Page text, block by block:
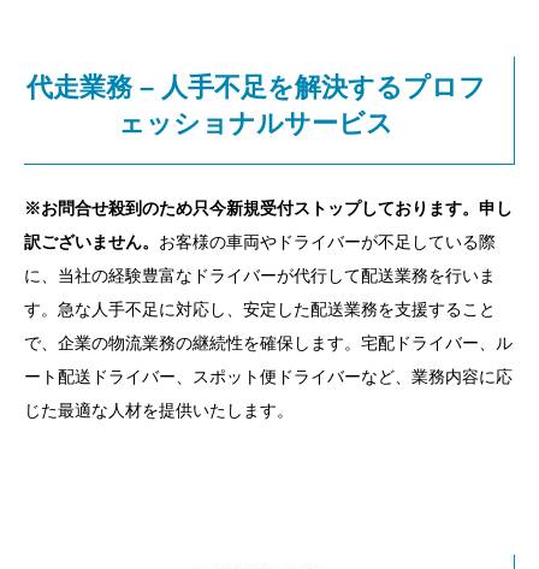
代走業務 – 人手不足を解決するプロフ
ェッショナルサービス
※お問合せ殺到のため只今新規受付ストップしております。申し
訳ございません。 お客様の車両やドライバーが不足している際
に、当社の経験豊富なドライバーが代行して配送業務を行いま
す。急な人手不足に対応し、安定した配送業務を支援すること
で、企業の物流業務の継続性を確保します。宅配ドライバー、ル
ート配送ドライバー、スポット便ドライバーなど、業務内容に応
じた最適な人材を提供いたします。